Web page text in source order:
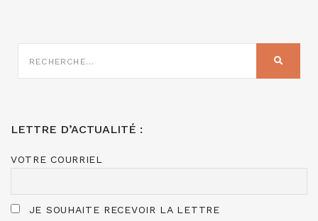
SUR
LETTRE D’ACTUALITÉ :
VOTRE COURRIEL
JE SOUHAITE RECEVOIR LA LETTRE